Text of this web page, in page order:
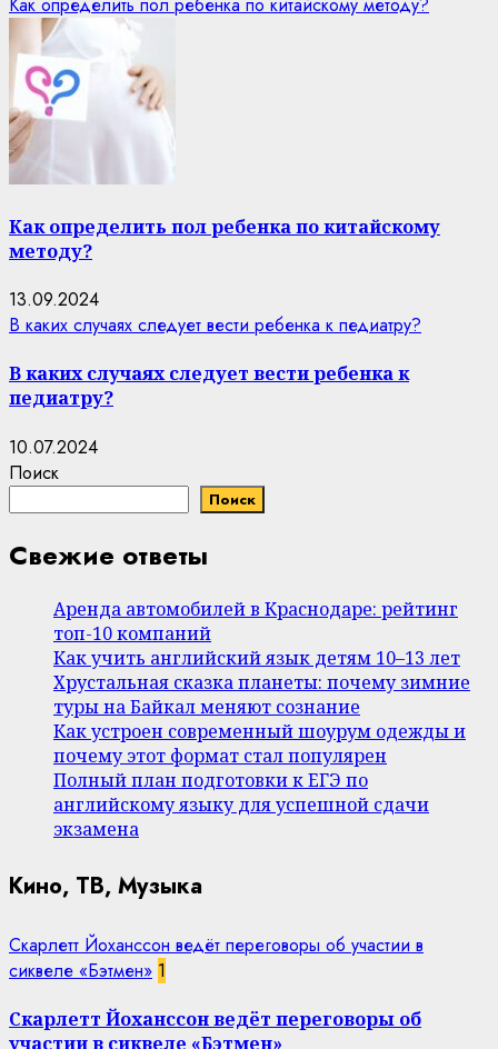
Как определить пол ребенка по китайскому
методу?
13.09.2024
В каких случаях следует вести ребенка к педиатру?
В каких случаях следует вести ребенка к
педиатру?
10.07.2024
Поиск
Поиск
Свежие ответы
Аренда автомобилей в Краснодаре: рейтинг
топ-10 компаний
Как учить английский язык детям 10–13 лет
Хрустальная сказка планеты: почему зимние
туры на Байкал меняют сознание
Как устроен современный шоурум одежды и
почему этот формат стал популярен
Полный план подготовки к ЕГЭ по
английскому языку для успешной сдачи
экзамена
Кино, ТВ, Музыка
Скарлетт Йоханссон ведёт переговоры об участии в
сиквеле «Бэтмен» 1
Скарлетт Йоханссон ведёт переговоры об
участии в сиквеле «Бэтмен»